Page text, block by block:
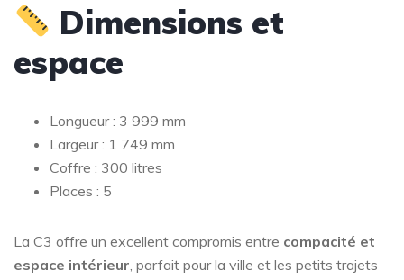
Dimensions et
espace
Longueur : 3 999 mm
Largeur : 1 749 mm
Coffre : 300 litres
Places : 5
La C3 offre un excellent compromis entre compacité et
espace intérieur , parfait pour la ville et les petits trajets